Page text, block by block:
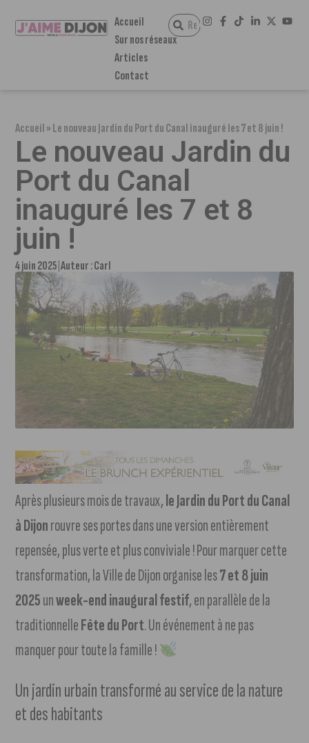
Accueil
Sur nos réseaux
Articles
Contact
Accueil»Le nouveau Jardin du Port du Canal inauguré les 7 et 8 juin !
Le nouveau Jardin du
Port du Canal
inauguré les 7 et 8
juin !
4 juin 2025 Auteur :Carl
Après plusieurs mois de travaux,le Jardin du Port du Canal
à Dijonrouvre ses portes dans une version entièrement
repensée, plus verte et plus conviviale ! Pour marquer cette
transformation, la Ville de Dijon organise les7 et 8 juin
2025unweek-end inaugural festif, en parallèle de la
traditionnelleFête du Port. Un événement à ne pas
manquer pour toute la famille !
Un jardin urbain transformé au service de la nature
et des habitants